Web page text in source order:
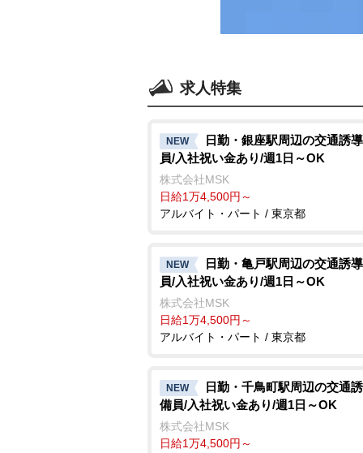
求人特集
NEW
日勤・銀座駅周辺の交通誘
員/入社祝い金あり/週1日～OK
株式会社MSK
日給1万4,500円～
アルバイト・パート / 東京都
NEW
日勤・亀戸駅周辺の交通誘
員/入社祝い金あり/週1日～OK
株式会社MSK
日給1万4,500円～
アルバイト・パート / 東京都
NEW
日勤・千鳥町駅周辺の交通
備員/入社祝い金あり/週1日～OK
株式会社MSK
日給1万4,500円～